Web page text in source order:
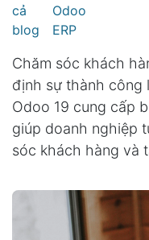
cả
blog
Odoo
ERP
Chăm sóc khách
định sự thành công
Odoo 19 cung cấp
giúp doanh nghiệp
sóc khách hàng và